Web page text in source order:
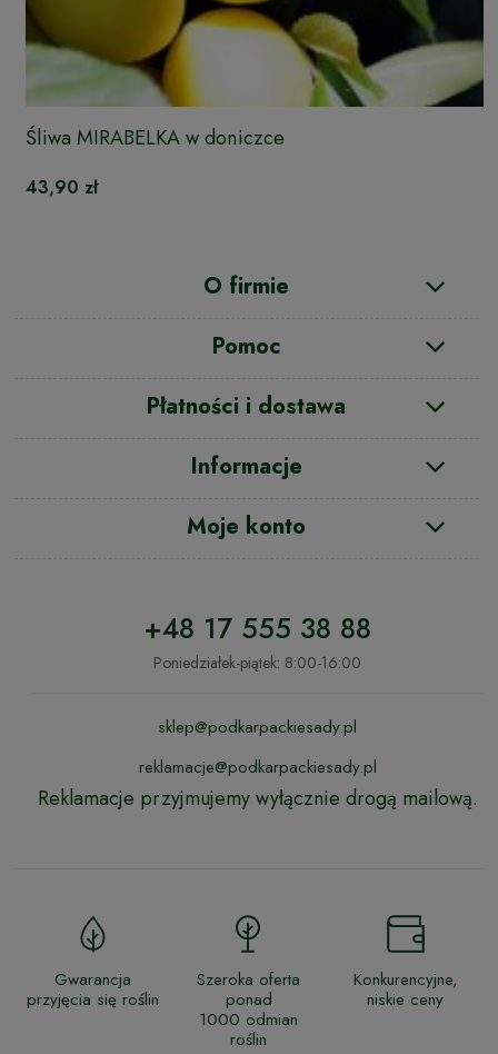
Śliwa MIRABELKA w doniczce
43,90 zł
O firmie
Pomoc
Płatności i dostawa
Informacje
Moje konto
+48 17 555 38 88
Poniedziałek-piątek: 8:00-16:00
sklep@podkarpackiesady.pl
reklamacje@podkarpackiesady.pl
Reklamacje przyjmujemy wyłącznie drogą mailową.
Gwarancja
przyjęcia się roślin
Szeroka oferta
ponad
1000 odmian
roślin
Konkurencyjne,
niskie ceny